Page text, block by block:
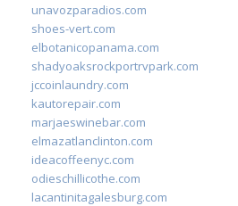
unavozparadios.com
shoes-vert.com
elbotanicopanama.com
shadyoaksrockportrvpark.com
jccoinlaundry.com
kautorepair.com
marjaeswinebar.com
elmazatlanclinton.com
ideacoffeenyc.com
odieschillicothe.com
lacantinitagalesburg.com